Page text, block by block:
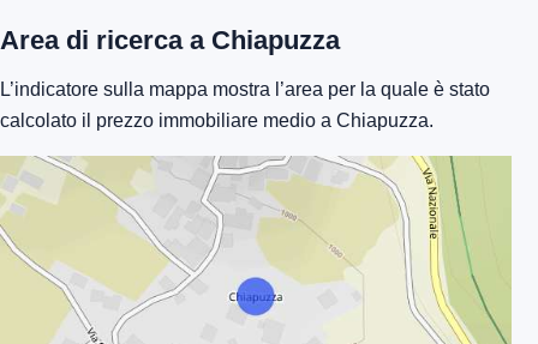
Area di ricerca a Chiapuzza
L’indicatore sulla mappa mostra l’area per la quale è stato
calcolato il prezzo immobiliare medio a Chiapuzza.